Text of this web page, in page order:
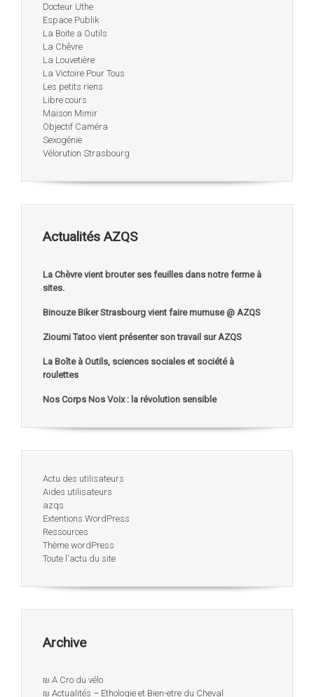
Docteur Uthe
Espace Publik
La Boite a Outils
La Chêvre
La Louvetière
La Victoire Pour Tous
Les petits riens
Libre cours
Maison Mimir
Objectif Caméra
Sexogénie
Vélorution Strasbourg
Actualités AZQS
La Chèvre vient brouter ses feuilles dans notre ferme à
sites.
Binouze Biker Strasbourg vient faire mumuse @ AZQS
Zioumi Tatoo vient présenter son travail sur AZQS
La Boîte à Outils, sciences sociales et société à
roulettes
Nos Corps Nos Voix : la révolution sensible
Actu des utilisateurs
Aides utilisateurs
azqs
Extentions WordPress
Ressources
Thème wordPress
Toute l'actu du site
Archive
₪ A Cro du vélo
₪ Actualités – Ethologie et Bien-etre du Cheval